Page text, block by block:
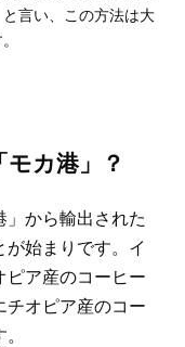
言い、この方法は大
モカ港」？
」から輸出された
始まりです。イ
ピア産のコーヒー
チオピア産のコー